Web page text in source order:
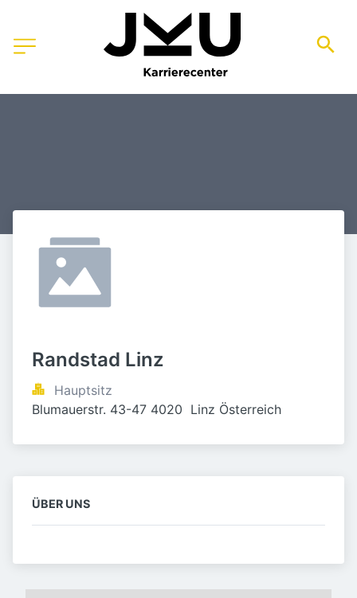
Randstad Linz
Hauptsitz
Blumauerstr. 43-47 4020  Linz Österreich
ÜBER UNS